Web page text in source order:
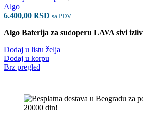
Algo
6.400,00 RSD sa PDV
Algo Baterija za sudoperu LAVA sivi izliv
Dodaj u listu želja
Dodaj u korpu
Brz pregled